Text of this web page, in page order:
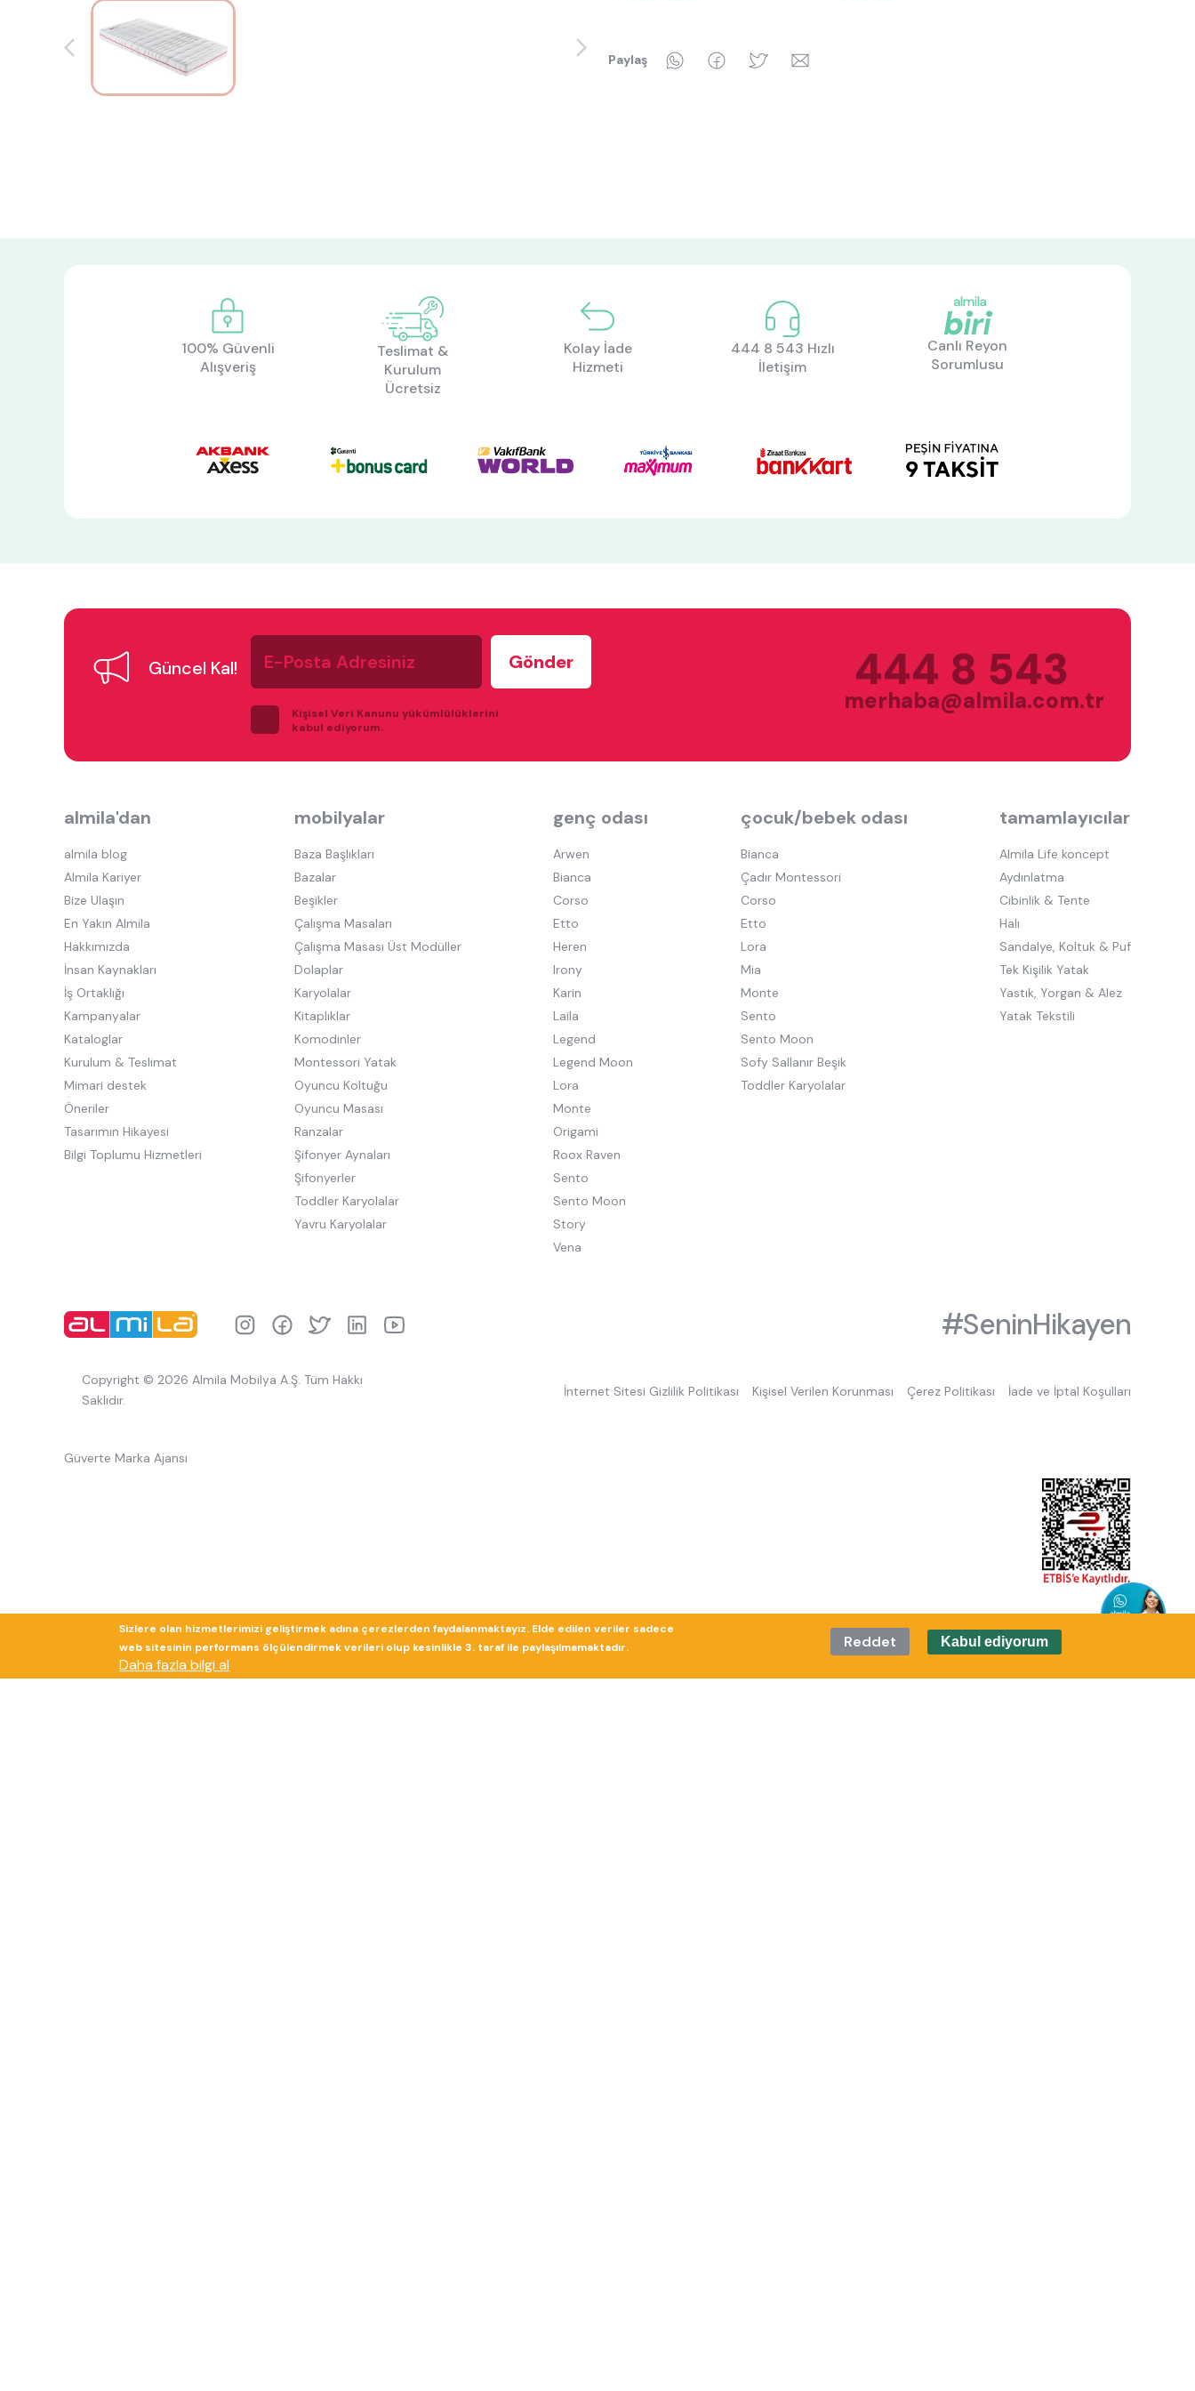
Paylaş WhatsAppFacebookTwitter
100% Güvenli
Alışveriş
Teslimat &
Kurulum
Ücretsiz
Kolay İade
Hizmeti
444 8 543 Hızlı
İletişim
Canlı Reyon
Sorumlusu
Güncel Kal!
E-
Posta
Adresiniz
Kişisel Veri Kanunu yükümlülüklerini
kabul ediyorum.
444 8 543
merhaba@almila.com.tr
almila'dan
almila blog
Almila Kariyer
Bize Ulaşın
En Yakın Almila
Hakkımızda
İnsan Kaynakları
İş Ortaklığı
Kampanyalar
Kataloglar
Kurulum & Teslimat
Mimari destek
Öneriler
Tasarımın Hikayesi
Bilgi Toplumu Hizmetleri
mobilyalar
Baza Başlıkları
Bazalar
Beşikler
Çalışma Masaları
Çalışma Masası Üst Modüller
Dolaplar
Karyolalar
Kitaplıklar
Komodinler
Montessori Yatak
Oyuncu Koltuğu
Oyuncu Masası
Ranzalar
Şifonyer Aynaları
Şifonyerler
Toddler Karyolalar
Yavru Karyolalar
genç odası
Arwen
Bianca
Corso
Etto
Heren
Irony
Karin
Laila
Legend
Legend Moon
Lora
Monte
Origami
Roox Raven
Sento
Sento Moon
Story
Vena
çocuk/bebek odası
Bianca
Çadır Montessori
Corso
Etto
Lora
Mia
Monte
Sento
Sento Moon
Sofy Sallanır Beşik
Toddler Karyolalar
tamamlayıcılar
Almila Life koncept
Aydınlatma
Cibinlik & Tente
Halı
Sandalye, Koltuk & Puf
Tek Kişilik Yatak
Yastık, Yorgan & Alez
Yatak Tekstili
#SeninHikayen
Copyright © 2026 Almila Mobilya A.Ş. Tüm Hakkı
Saklıdır.
İnternet Sitesi Gizlilik Politikası Kişisel Verilen Korunması Çerez Politikası İade ve İptal Koşulları
Güverte Marka Ajansı
Sizlere olan hizmetlerimizi geliştirmek adına çerezlerden faydalanmaktayız. Elde edilen veriler sadece
web sitesinin performans ölçülendirmek verileri olup kesinlikle 3. taraf ile paylaşılmamaktadır.
Daha fazla bilgi al
Reddet Kabul ediyorum